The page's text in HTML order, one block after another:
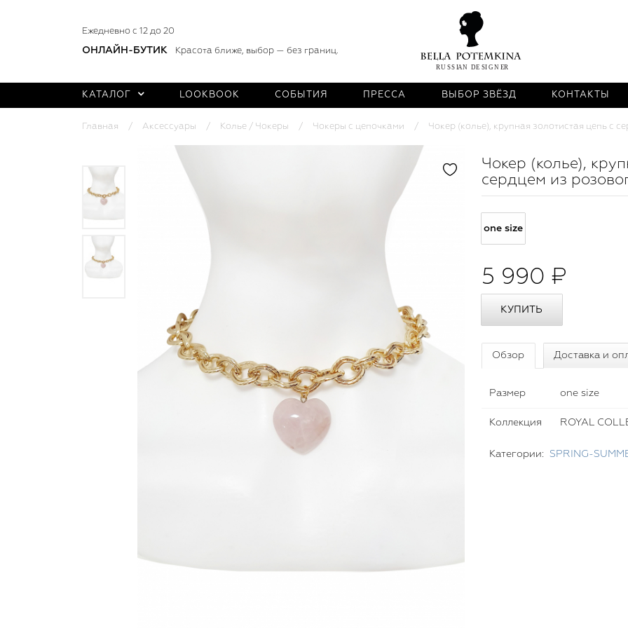
Ежедневно с 12 до 20
ОНЛАЙН-БУТИК Красота ближе, выбор — без границ.
КАТАЛОГ LOOKBOOK СОБЫТИЯ ПРЕССА ВЫБОР ЗВЁЗД КОНТАКТЫ
Главная Аксессуары Колье / Чокеры Чокеры с цепочками Чокер (колье), крупная золотистая цепь с
Чокер (колье),
сердцем из
one size
5 990 ₽
Обзор Доставка и
Размер one size
Коллекция ROYAL
Категории: SPRING-